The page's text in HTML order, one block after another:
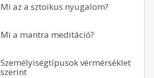
Mi az a sztoikus nyugalom?
Mi a mantra meditáció?
Személyiségtípusok vérmérséklet
szerint